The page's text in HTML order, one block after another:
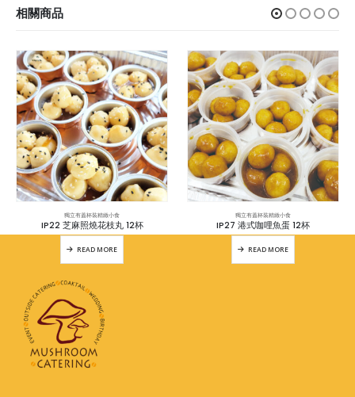
相關商品
獨立有蓋杯裝精緻小食
IP22 芝麻照燒花枝丸 12杯
READ MORE
獨立有蓋杯裝精緻小食
IP27 港式咖哩魚蛋 12杯
READ MORE